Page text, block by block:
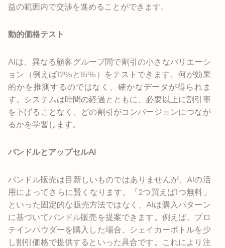
益の範囲内で交渉を進めることができます。
動的価格テスト
AIは、異なる顧客グループ間で割引の小さなバリエーシ
ョン（例えば12%と15%）をテストできます。何が効果
的かを推測するのではなく、確かなデータが得られま
す。システムは時間の経過とともに、必要以上に割引率
を下げることなく、どの割引がコンバージョンにつなが
るかを学習します。
バンドルとアップセルAI
バンドル販売は目新しいものではありませんが、AIの活
用によってさらに賢くなります。「2つ買えば1つ無料」
といった固定的な販売方法ではなく、AIは購入パターン
に基づいてバンドル販売を提案できます。例えば、プロ
テインパウダーを購入した場合、シェイカーボトルを少
し割引価格で提供するといった具合です。これにより注